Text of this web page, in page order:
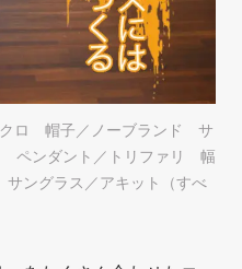
クロ 帽子／ノーブランド サ
ペンダント／トリファリ 幅
ングラス／アキット（すべ